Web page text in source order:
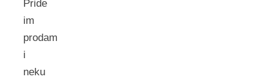
Pride
im
prodam
i
neku